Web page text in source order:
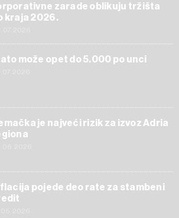
zarade oblikuju tržišta
kraja 2026.
može opet do 5.000 po unci
je najveći rizik za izvoz Adria
pojede deo rate za stambeni